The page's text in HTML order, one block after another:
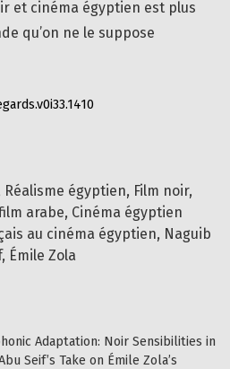
Réalisme égyptien Film noir
arabe Cinéma égyptien
au cinéma égyptien Naguib
Émile Zola
Adaptation: Noir Sensibilities in
Seif’s Take on Émile Zola’s
et cinéma égyptien est plus
qu’on ne le suppose